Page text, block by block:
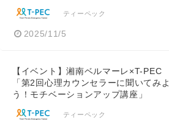
ティーペック
2025/11/5
【イベント】湘南ベルマーレ×T-PEC
「第2回心理カウンセラーに聞いてみよ
う！モチベーションアップ講座」
ティーペック